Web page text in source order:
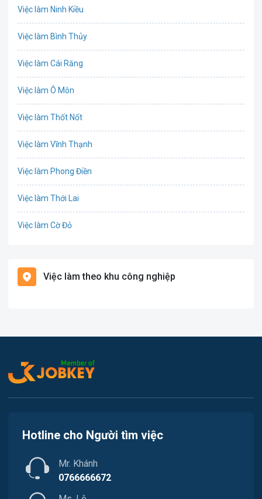
Văn Phòng
Lao Động Phổ Thông
Nhà hàng / Khách sạn
Việc làm Ninh Kiều
Việc làm Bình Thủy
Việc làm Cái Răng
Việc làm Ô Môn
Việc làm Thốt Nốt
Việc làm Vĩnh Thạnh
Việc làm Phong Điền
Việc làm Thới Lai
Việc làm Cờ Đỏ
Việc làm Cái Khế
Việc làm Thới An Đông
Việc làm Phước Thới
Việc làm Thới Long
Việc làm Trung Nhất
Việc làm theo khu công nghiệp
Hotline cho Người tìm việc
Mr. Khánh
0766666672